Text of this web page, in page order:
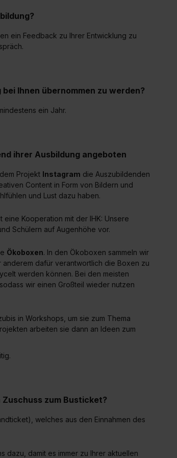
ein Feedback zu Ihrer Entwicklung zu
Ihnen übernommen zu werden?
ein Jahr.
ihrer Ausbildung angeboten
Projekt Instagram die Auszubildenden
Content in Form von Bildern und
und Lust dazu haben.
eine Kooperation mit der IHK: Unsere
Schülern auf Augenhöhe vor.
Ökoboxen. In den Ökoboxen sammeln wir
dafür verantwortlich die Boxen zu
werden können. Bei den meisten
wir einen Großteil wieder nutzen
in Workshops, um sie zum Thema
arbeiten sie dann an Ideen zum
zum Busticket?
welches aus den Einnahmen des
dazu, damit es immer zu Ihrer aktuellen